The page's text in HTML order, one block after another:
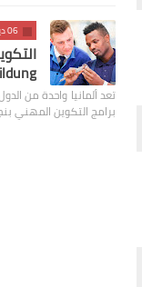
06 ديسمبر 2022
تعد ألمانيا واحدة من
برامج التكوين المهني